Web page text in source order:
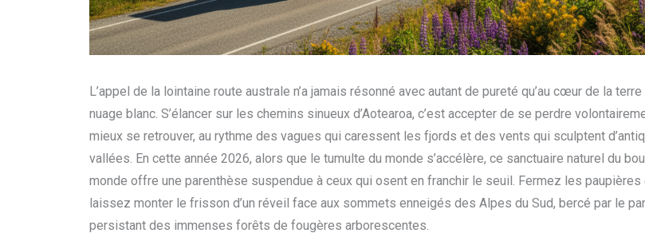
L’appel de la lointaine route australe n’a jamais résonné avec autant de pureté qu’au cœur de la
nuage blanc. S’élancer sur les chemins sinueux d’Aotearoa, c’est accepter de se perdre
mieux se retrouver, au rythme des vagues qui caressent les fjords et des vents qui sculptent
vallées. En cette année 2026, alors que le tumulte du monde s’accélère, ce sanctuaire naturel du
monde offre une parenthèse suspendue à ceux qui osent en franchir le seuil. Fermez les paupières
laissez monter le frisson d’un réveil face aux sommets enneigés des Alpes du Sud, bercé par le
persistant des immenses forêts de fougères arborescentes.